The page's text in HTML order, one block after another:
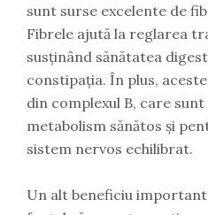
sunt surse excelente de
Fibrele ajută la reglarea
susținând sănătatea
constipația. În plus,
din complexul B, care
metabolism sănătos și
sistem nervos echilibrat.
Un alt beneficiu